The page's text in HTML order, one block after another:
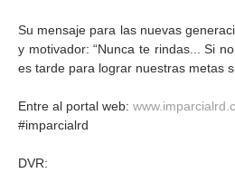
Su mensaje para las nuevas
y motivador: “Nunca te rindas... Si
es tarde para lograr nuestras metas
Entre al portal web:
#imparcialrd
DVR: